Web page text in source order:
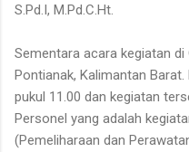
S.Pd.I, M.Pd.C.Ht.
Sementara acara kegiatan
Pontianak, Kalimantan
pukul 11.00 dan kegiatan
Personel yang adalah
(Pemeliharaan dan